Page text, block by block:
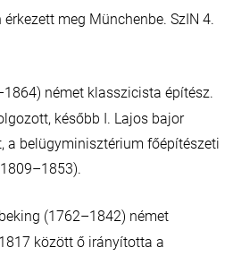
meg Münchenbe. SzIN 4.
német klasszicista építész.
később I. Lajos bajor
a belügyminisztérium főépítészeti
(1762–1842) német
között ő irányította a